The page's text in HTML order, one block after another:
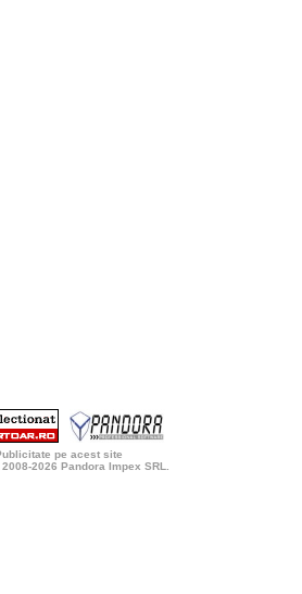
pe acest site
2026 Pandora Impex SRL